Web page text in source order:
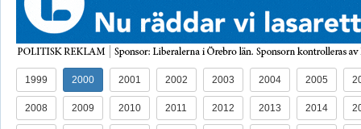
1999 2000 2001 2002 2003 2004 2005
2008 2009 2010 2011 2012 2013 2014